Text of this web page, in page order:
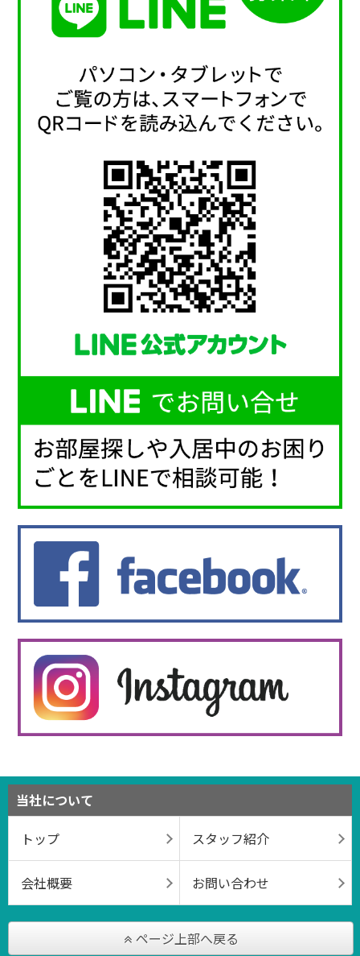
当社について
トップ
スタッフ紹介
会社概要 お問い合わせ
ページ上部へ戻る